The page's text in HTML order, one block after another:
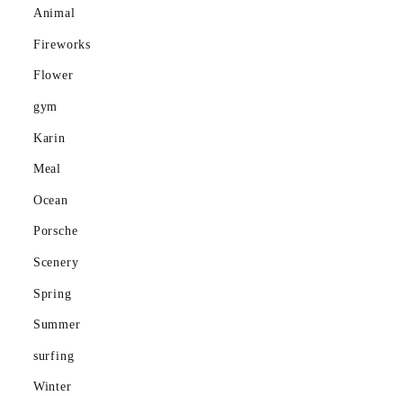
Animal
Fireworks
Flower
gym
Karin
Meal
Ocean
Porsche
Scenery
Spring
Summer
surfing
Winter